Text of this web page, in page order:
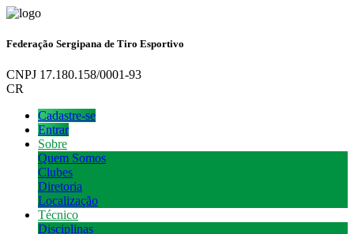
Federação Sergipana de Tiro Esportivo
CNPJ 17.180.158/0001-93
CR
Cadastre-se
Entrar
Sobre
Quem Somos
Clubes
Diretoria
Localização
Técnico
Disciplinas